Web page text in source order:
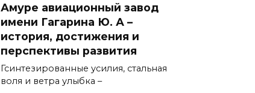
Амуре авиационный завод
имени Гагарина Ю. А –
история, достижения и
перспективы развития
Гсинтезированные усилия, стальная
воля и ветра улыбка –